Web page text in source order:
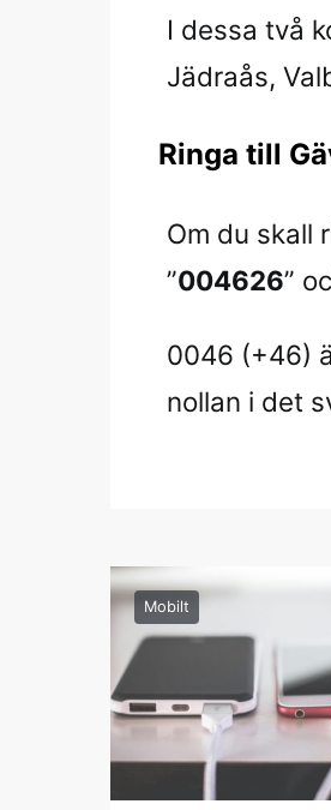
I dessa två
Jädraås,
Ringa till
Om du skall
”004626”
0046 (+46)
nollan i det
Mobilt